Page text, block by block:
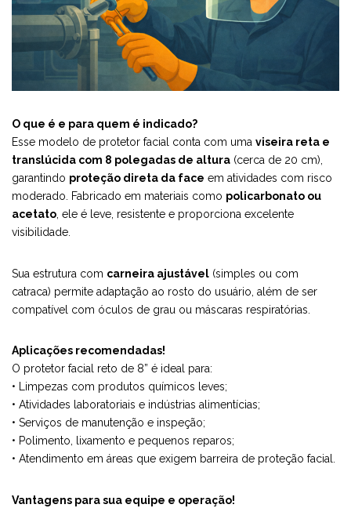
O que é e para quem é indicado?
Esse modelo de protetor facial conta com uma viseira reta e
translúcida com 8 polegadas de altura (cerca de 20 cm),
garantindo proteção direta da face em atividades com risco
moderado. Fabricado em materiais como policarbonato ou
acetato , ele é leve, resistente e proporciona excelente
visibilidade.
Sua estrutura com carneira ajustável (simples ou com
catraca) permite adaptação ao rosto do usuário, além de ser
compatível com óculos de grau ou máscaras respiratórias.
Aplicações recomendadas!
O protetor facial reto de 8” é ideal para:
• Limpezas com produtos químicos leves;
• Atividades laboratoriais e indústrias alimentícias;
• Serviços de manutenção e inspeção;
• Polimento, lixamento e pequenos reparos;
• Atendimento em áreas que exigem barreira de proteção facial.
Vantagens para sua equipe e operação!